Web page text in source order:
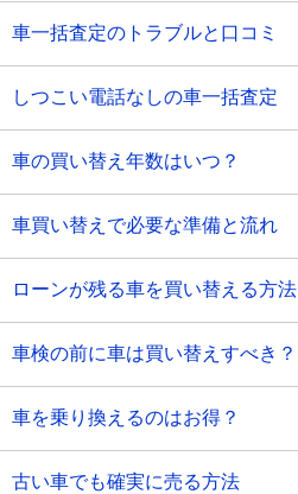
車一括査定のトラブルと口コミ
しつこい電話なしの車一括査定
車の買い替え年数はいつ？
車買い替えで必要な準備と流れ
ローンが残る車を買い替える方法
車検の前に車は買い替えすべき？
車を乗り換えるのはお得？
古い車でも確実に売る方法